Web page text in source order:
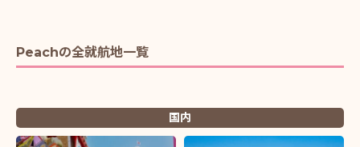
Peachの全就航地一覧
国内